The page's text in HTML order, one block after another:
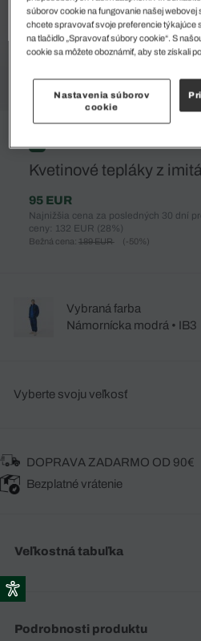
%
Kvetinové tepláky z
95 EUR
Najnižšia cena za posledných 30 dní
ceny: 132 EUR (28%)
Bežná cena: 189 EUR (-50%)
Vybraná farba
Námornícka modrá • IB3
Vyberte svoju veľkosť
DOPRAVA ZADARMO OD 90€
Bezplatné vrátenie
Veľkostná tabuľka
Podrobnosti produktu
súborov cookie na fungovanie našej webovej
chcete spravovať svoje preferencie týkajúce
na tlačidlo „Spravovať súbory cookie“. S
cookie sa môžete oboznámiť, aby ste získali
Nastavenia súborov
cookie